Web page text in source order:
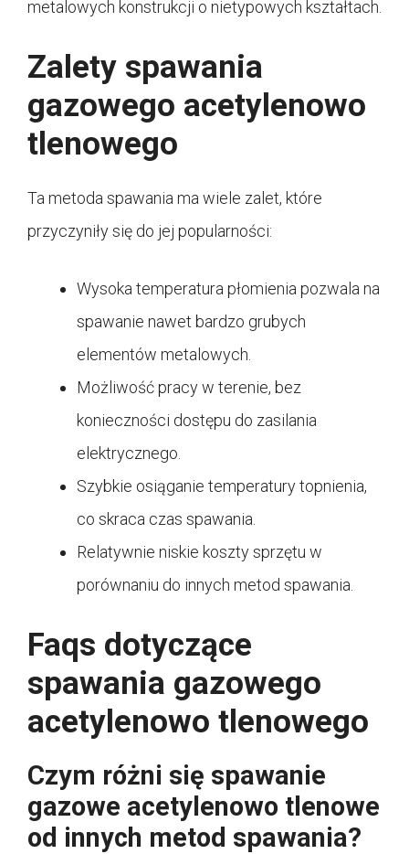
metalowych konstrukcji o nietypowych kształtach.
Zalety spawania
gazowego acetylenowo
tlenowego
Ta metoda spawania ma wiele zalet, które
przyczyniły się do jej popularności:
Wysoka temperatura płomienia pozwala na
spawanie nawet bardzo grubych
elementów metalowych.
Możliwość pracy w terenie, bez
konieczności dostępu do zasilania
elektrycznego.
Szybkie osiąganie temperatury topnienia,
co skraca czas spawania.
Relatywnie niskie koszty sprzętu w
porównaniu do innych metod spawania.
Faqs dotyczące
spawania gazowego
acetylenowo tlenowego
Czym różni się spawanie
gazowe acetylenowo tlenowe
od innych metod spawania?